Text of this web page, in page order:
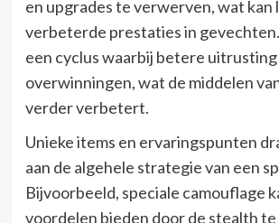
en upgrades te verwerven, wat kan
verbeterde prestaties in
een cyclus waarbij betere
overwinningen, wat de middelen
verder verbetert.
Unieke items en ervaringspunten
aan de algehele strategie van een
Bijvoorbeeld, speciale camouflage
voordelen bieden door de stealth